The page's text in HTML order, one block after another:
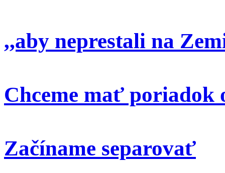
,,aby neprestali na
Chceme mať poriadok
Začíname separovať